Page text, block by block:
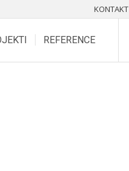
KONTAKT
REFERENCE